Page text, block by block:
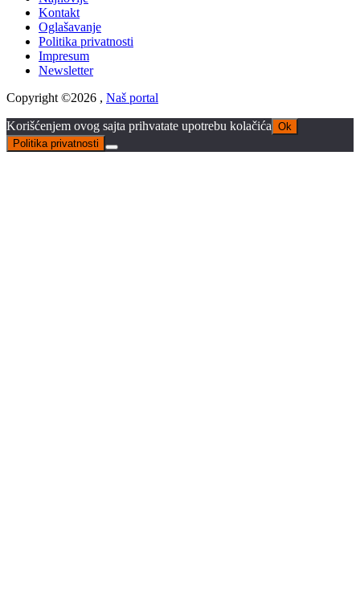
Kontakt
Oglašavanje
Politika privatnosti
Impresum
Newsletter
Copyright ©2026 , Naš portal
Korišćenjem ovog sajta prihvatate upotrebu kolačića Ok
Politika privatnosti